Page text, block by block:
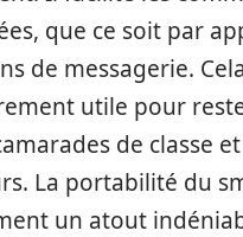
que ce soit par
de messagerie.
utile pour
de classe
La portabilité du
un atout